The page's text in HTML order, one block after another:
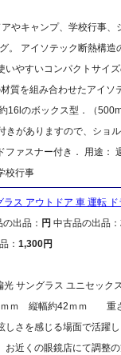
やキャンプ、学校行事
。 アイソテック断熱構造
やすいコンパクトサイ
質を組み合わせたアイ
16lのボックス型．（
がありますので、ショ
ァスナー付き． 用途：
校行事
ス アウトドア 車 運転 ド
出品： 円 中古品の出品：
： 1,300円
光 サングラス ユニセック
ｍ 縦幅約42ｍｍ 重さ
さを感じる場面で活躍
お近くの眼鏡店にて調整